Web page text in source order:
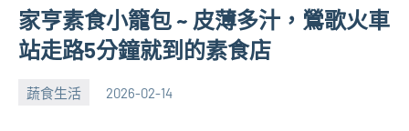
家亨素食小籠包 ~ 皮薄多汁，鶯歌火車
站走路5分鐘就到的素食店
蔬食生活 2026-02-14
張
No